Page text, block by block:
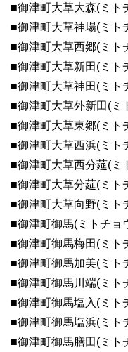
■御津町大草大森(ミト
■御津町大草神場(ミト
■御津町大草西郷(ミト
■御津町大草新田(ミト
■御津町大草神田(ミト
■御津町大草外新田(ミ
■御津町大草東郷(ミト
■御津町大草西浜(ミト
■御津町大草西分莚(ミ
■御津町大草分莚(ミト
■御津町大草向野(ミト
■御津町御馬(ミトチョ
■御津町御馬梅田(ミト
■御津町御馬加美(ミト
■御津町御馬川端(ミト
■御津町御馬塩入(ミト
■御津町御馬塩浜(ミト
■御津町御馬膳田(ミト